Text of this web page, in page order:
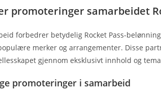
promoteringer samarbeidet
forbedrer betydelig Rocket Pass-
merker og arrangementer. Disse
gjennom eksklusivt innhold og
promoteringer i samarbeid